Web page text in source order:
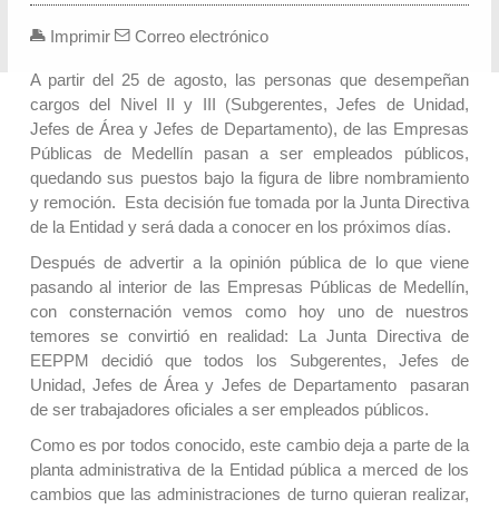
Imprimir Correo electrónico
A partir del 25 de agosto, las personas que desempeñan
cargos del Nivel II y III (Subgerentes, Jefes de Unidad,
Jefes de Área y Jefes de Departamento), de las Empresas
Públicas de Medellín pasan a ser empleados públicos,
quedando sus puestos bajo la figura de libre nombramiento
y remoción. Esta decisión fue tomada por la Junta Directiva
de la Entidad y será dada a conocer en los próximos días.
Después de advertir a la opinión pública de lo que viene
pasando al interior de las Empresas Públicas de Medellín,
con consternación vemos como hoy uno de nuestros
temores se convirtió en realidad: La Junta Directiva de
EEPPM decidió que todos los Subgerentes, Jefes de
Unidad, Jefes de Área y Jefes de Departamento pasaran
de ser trabajadores oficiales a ser empleados públicos.
Como es por todos conocido, este cambio deja a parte de la
planta administrativa de la Entidad pública a merced de los
cambios que las administraciones de turno quieran realizar,